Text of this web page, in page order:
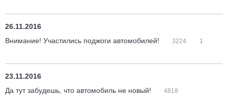
26.11.2016
Внимание! Участились поджоги автомобилей!
3224 1
23.11.2016
Да тут забудешь, что автомобиль не новый!
4818